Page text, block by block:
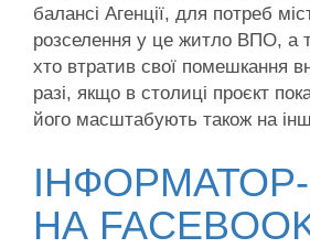
балансі Агенції, для потреб
розселення у це житло ВПО, а
хто втратив свої помешкання
разі, якщо в столиці проєкт
його масштабують також на
ІНФОРМАТОР-
НА